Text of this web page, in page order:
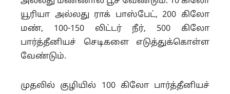
யூரியா அல்லது ராக் பாஸ்பேட், 200 கிலோ
மண், 100-150 லிட்டர் நீர், 500 கிலோ
பார்த்தீனியச் செடிகளை எடுத்துக்கொள்ள
வேண்டும்.
முதலில் குழியில் 100 கிலோ பார்த்தீனியச்